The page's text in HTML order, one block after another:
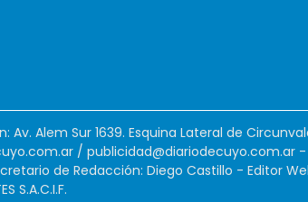
Av. Alem Sur 1639. Esquina Lateral de
/ publicidad@diariodecuyo.com.ar -
de Redacción: Diego Castillo - Editor
S.A.C.I.F.